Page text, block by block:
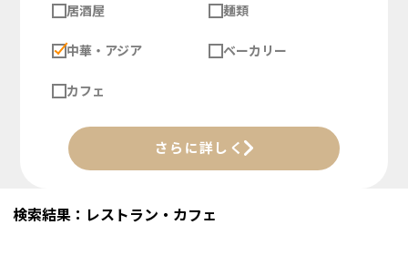
居酒屋 麺類
中華・アジア ベーカリー
カフェ
さらに詳しく
検索結果：レストラン・カフェ